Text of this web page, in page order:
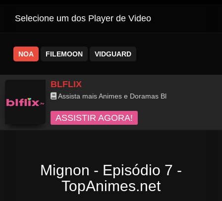
Selecione um dos Player de Video
NOA FILEMOON VIDGUARD
BLFLIX
Assista mais Animes e Doramas Bl
ASSISTIR AGORA!
Mignon - Episódio 7 -
TopAnimes.net